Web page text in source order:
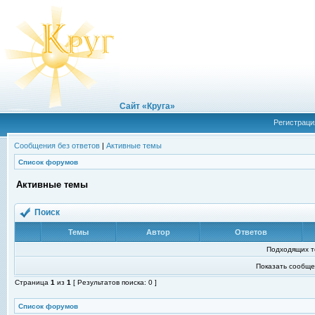
Сайт «Круга»
Сообщения без ответов | Активные темы
Список форумов
Активные темы
Поиск
Темы Автор Ответов
Подходящих
Показать
Страница 1 из 1 [ Результатов поиска: 0 ]
Список форумов